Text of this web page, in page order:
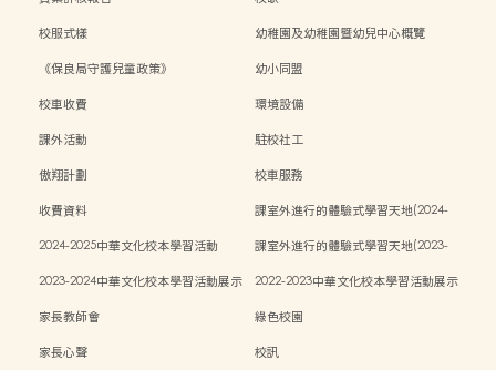
校服式樣
幼稚園及幼稚園暨幼兒中心概覽
《保良局守護兒童政策》
幼小同盟
校車收費
環境設備
課外活動
駐校社工
傲翔計劃
校車服務
收費資料
課室外進行的體驗式學習天地(2024-
2024-2025中華文化校本學習活動
課室外進行的體驗式學習天地(2023-
2023-2024中華文化校本學習活動展示
2022-2023中華文化校本學習活動展示
家長教師會
綠色校園
家長心聲
校訊